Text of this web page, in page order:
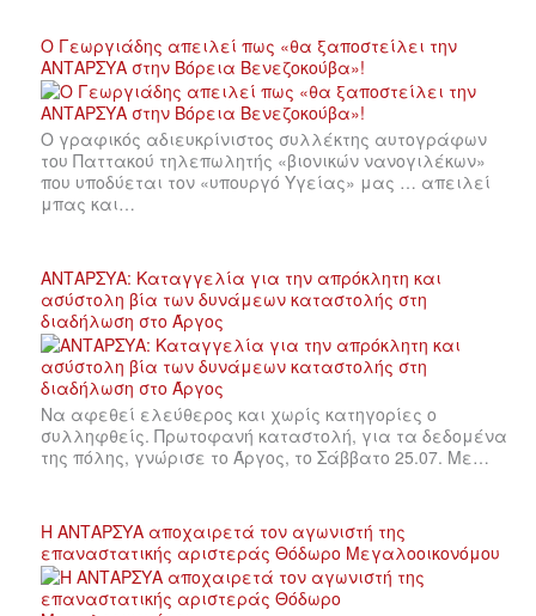
Ο Γεωργιάδης απειλεί πως «θα ξαποστείλει την
ΑΝΤΑΡΣΥΑ στην Βόρεια Βενεζοκούβα»!
Ο γραφικός αδιευκρίνιστος συλλέκτης αυτογράφων
του Παττακού τηλεπωλητής «βιονικών νανογιλέκων»
που υποδύεται τον «υπουργό Υγείας» μας … απειλεί
μπας και…
ΑΝΤΑΡΣΥΑ: Καταγγελία για την απρόκλητη και
ασύστολη βία των δυνάμεων καταστολής στη
διαδήλωση στο Άργος
Να αφεθεί ελεύθερος και χωρίς κατηγορίες ο
συλληφθείς. Πρωτοφανή καταστολή, για τα δεδομένα
της πόλης, γνώρισε το Άργος, το Σάββατο 25.07. Με…
Η ΑΝΤΑΡΣΥΑ αποχαιρετά τον αγωνιστή της
επαναστατικής αριστεράς Θόδωρο Μεγαλοοικονόμου